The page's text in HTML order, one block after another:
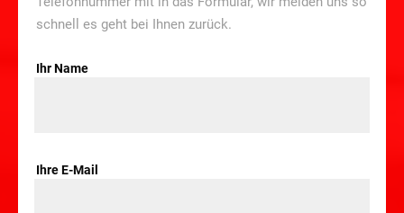
schnell es geht bei Ihnen zurück.
Ihr Name
Ihre E-Mail